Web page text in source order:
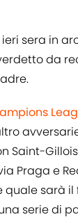
sera in
da
Praga e
sarà il
serie di